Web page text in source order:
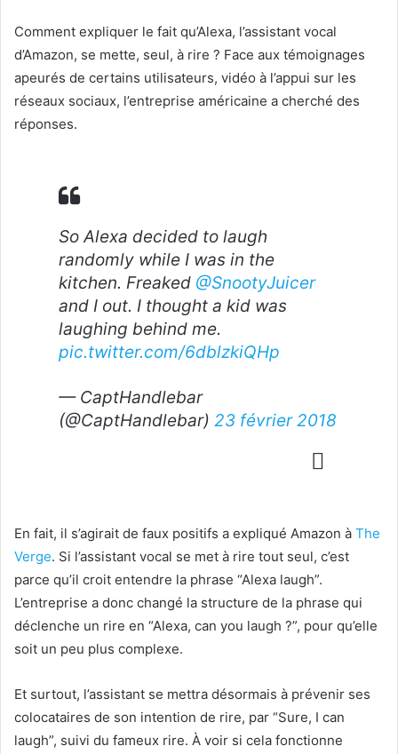
Comment expliquer le fait qu’Alexa, l’assistant vocal
d’Amazon, se mette, seul, à rire ? Face aux témoignages
apeurés de certains utilisateurs, vidéo à l’appui sur les
réseaux sociaux, l’entreprise américaine a cherché des
réponses.
So Alexa decided to laugh
randomly while I was in the
kitchen. Freaked @SnootyJuicer
and I out. I thought a kid was
laughing behind me.
pic.twitter.com/6dblzkiQHp
— CaptHandlebar
(@CaptHandlebar) 23 février 2018
En fait, il s’agirait de faux positifs a expliqué Amazon à The
Verge. Si l’assistant vocal se met à rire tout seul, c’est
parce qu’il croit entendre la phrase “Alexa laugh”.
L’entreprise a donc changé la structure de la phrase qui
déclenche un rire en “Alexa, can you laugh ?”, pour qu’elle
soit un peu plus complexe.
Et surtout, l’assistant se mettra désormais à prévenir ses
colocataires de son intention de rire, par “Sure, I can
laugh”, suivi du fameux rire. À voir si cela fonctionne